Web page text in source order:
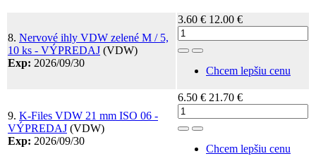
8. Nervové ihly VDW zelené M / 5,
10 ks - VÝPREDAJ (VDW)
Exp: 2026/09/30
3.60 € 12.00 €
Toggle Dropdown
Chcem lepšiu cenu
9. K-Files VDW 21 mm ISO 06 -
VÝPREDAJ (VDW)
Exp: 2026/09/30
6.50 € 21.70 €
Toggle Dropdown
Chcem lepšiu cenu